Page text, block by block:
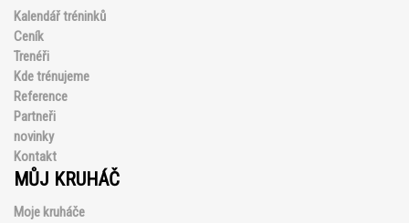
Kalendář tréninků
Ceník
Trenéři
Kde trénujeme
Reference
Partneři
novinky
Kontakt
MŮJ KRUHÁČ
Moje kruháče